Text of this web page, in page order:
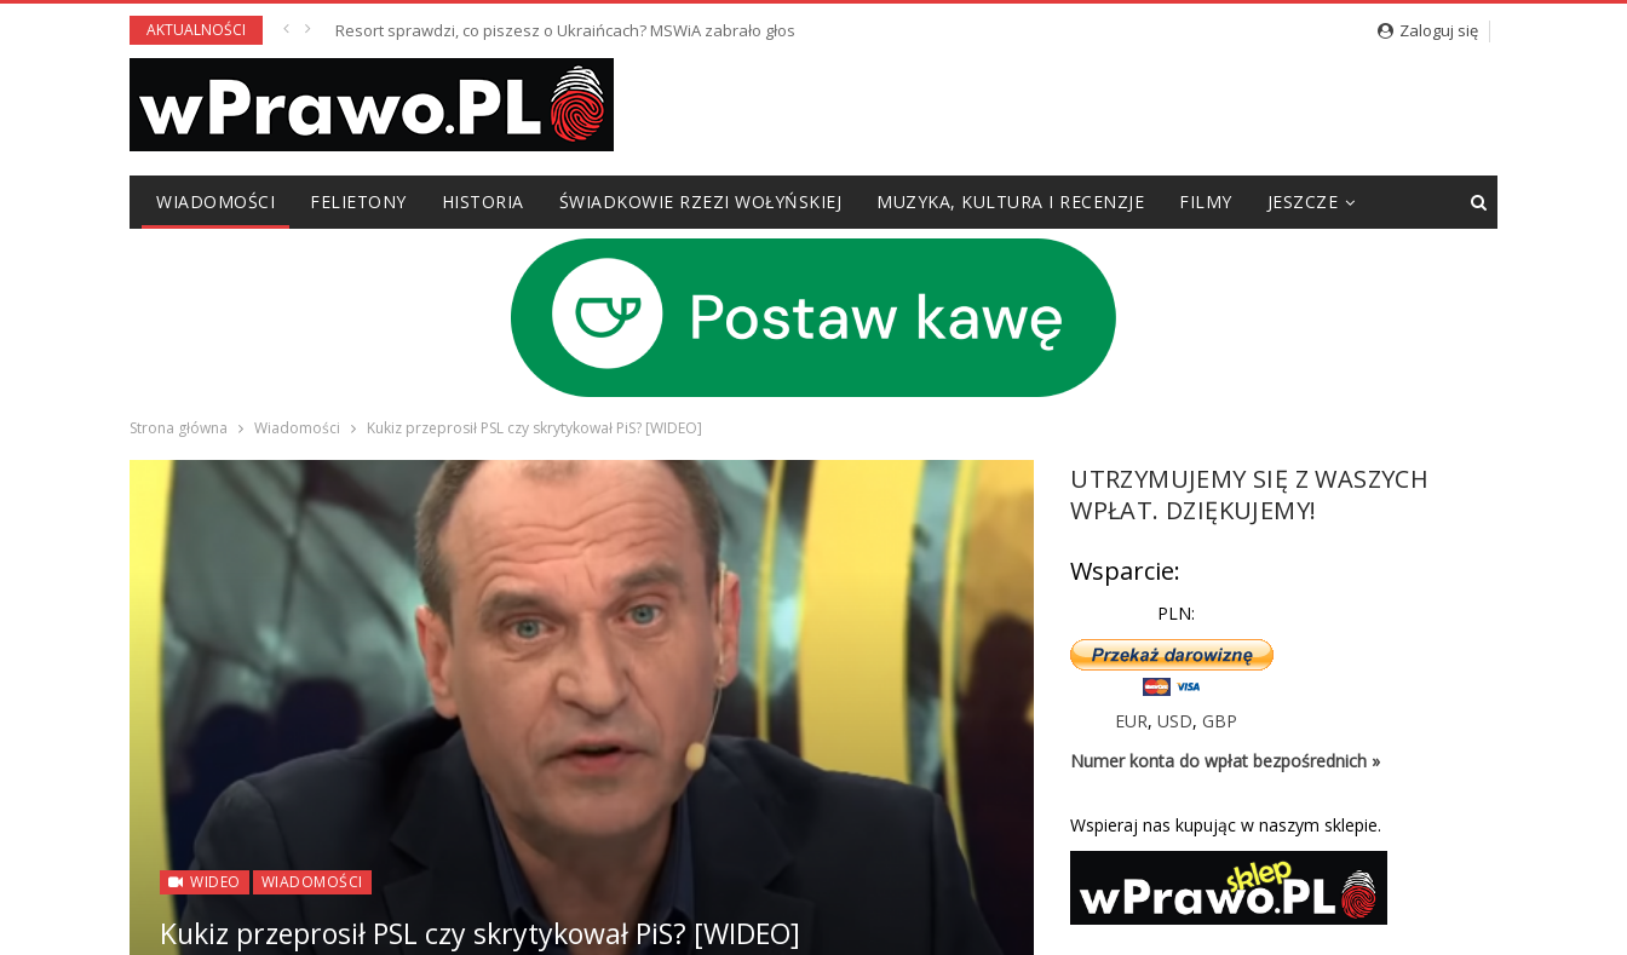
AKTUALNOŚCI Resort sprawdzi, co piszesz o Ukraińcach? MSWiA zabrało głos Zaloguj się
WIADOMOŚCI FELIETONY HISTORIA ŚWIADKOWIE RZEZI WOŁYŃSKIEJ MUZYKA, KULTURA I RECENZJE FILMY JESZCZE
Strona główna Wiadomości Kukiz przeprosił PSL czy skrytykował PiS? [WIDEO]
WIDEO WIADOMOŚCI
Kukiz przeprosił PSL czy skrytykował PiS? [WIDEO]
UTRZYMUJEMY SIĘ Z WASZYCH
WPŁAT. DZIĘKUJEMY!
Wsparcie:
PLN:
EUR,USD,GBP
Numer konta do wpłat bezpośrednich »
Wspieraj nas kupując w naszym sklepie.